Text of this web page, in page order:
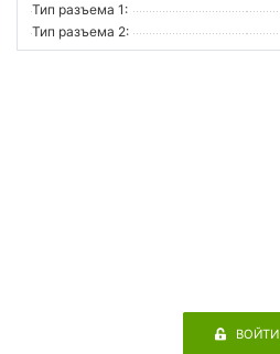
Тип разъема 1:
Тип разъема 2:
ВОЙТИ